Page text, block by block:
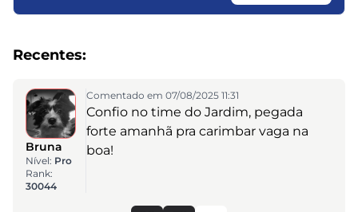
Recentes:
Bruna
Nível: Pro
Rank:
30044
Comentado em 07/08/2025 11:31
Confio no time do Jardim, pegada
forte amanhã pra carimbar vaga na
boa!